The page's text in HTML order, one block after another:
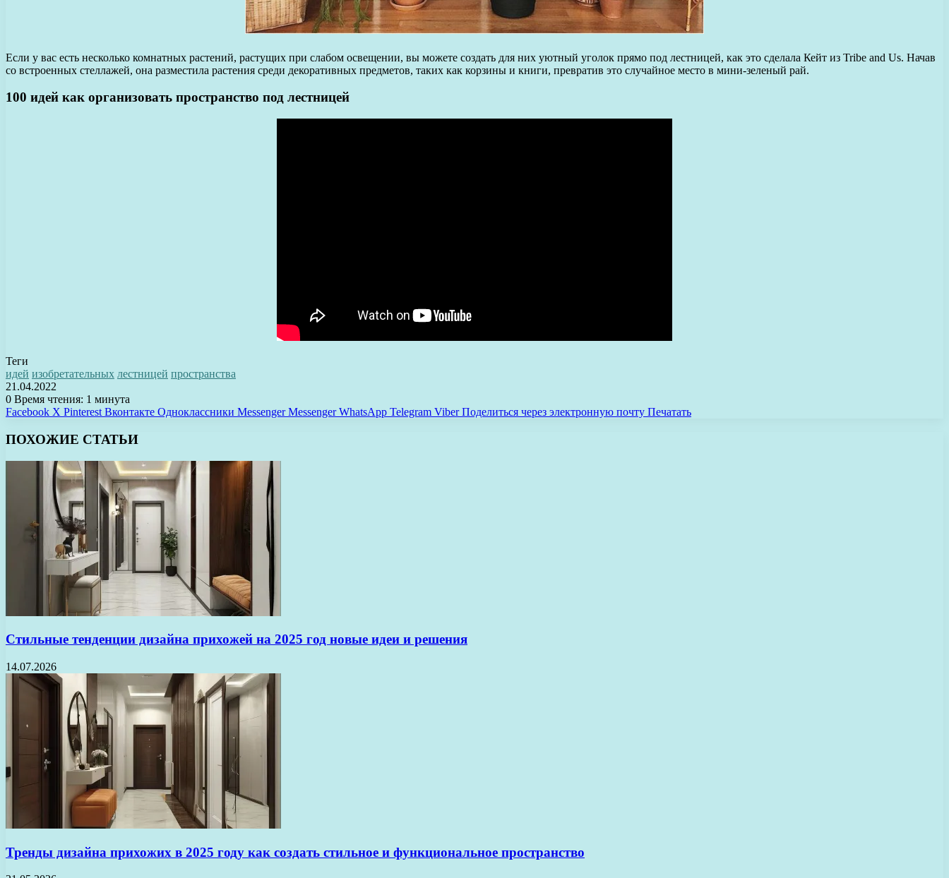
Если у вас есть несколько комнатных растений, растущих при слабом освещении, вы можете создать для них уютный уголок прямо под лестницей, как это сделала Кейт из Tribe and Us. Начав
со встроенных стеллажей, она разместила растения среди декоративных предметов, таких как корзины и книги, превратив это случайное место в мини-зеленый рай.
100 идей как организовать пространство под лестницей
Теги
идей изобретательных лестницей пространства
21.04.2022
0 Время чтения: 1 минута
Facebook X Pinterest Вконтакте Одноклассники Messenger Messenger WhatsApp Telegram Viber Поделиться через электронную почту Печатать
ПОХОЖИЕ СТАТЬИ
Стильные тенденции дизайна прихожей на 2025 год новые идеи и решения
14.07.2026
Тренды дизайна прихожих в 2025 году как создать стильное и функциональное пространство